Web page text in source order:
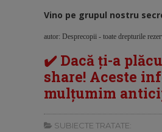
Vino pe grupul nostru
autor: Desprecopii - toate drepturile
✔️ Dacă ți-a
share! Aceste
mulțumim
SUBIECTE TRATATE: